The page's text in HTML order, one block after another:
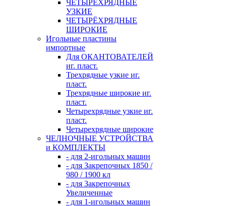
ЧЕТЫРЁХРЯДНЫЕ
УЗКИЕ
ЧЕТЫРЁХРЯДНЫЕ
ШИРОКИЕ
Игольные пластины
импортные
Для ОКАНТОВАТЕЛЕЙ
иг. пласт.
Трехрядные узкие иг.
пласт.
Трехрядные широкие иг.
пласт.
Четырехрядные узкие иг.
пласт.
Четырехрядные широкие
ЧЕЛНОЧНЫЕ УСТРОЙСТВА
и КОМПЛЕКТЫ
- для 2-игольных машин
- для Закрепочных 1850 /
980 / 1900 кл
- для Закрепочных
Увеличенные
- для 1-игольных машин